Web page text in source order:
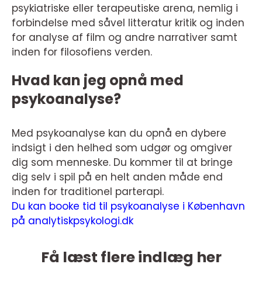
psykiatriske eller terapeutiske arena, nemlig i
forbindelse med såvel litteratur kritik og inden
for analyse af film og andre narrativer samt
inden for filosofiens verden.
Hvad kan jeg opnå med
psykoanalyse?
Med psykoanalyse kan du opnå en dybere
indsigt i den helhed som udgør og omgiver
dig som menneske. Du kommer til at bringe
dig selv i spil på en helt anden måde end
inden for traditionel parterapi.
Du kan booke tid til psykoanalyse i København
på analytiskpsykologi.dk
Få læst flere indlæg her